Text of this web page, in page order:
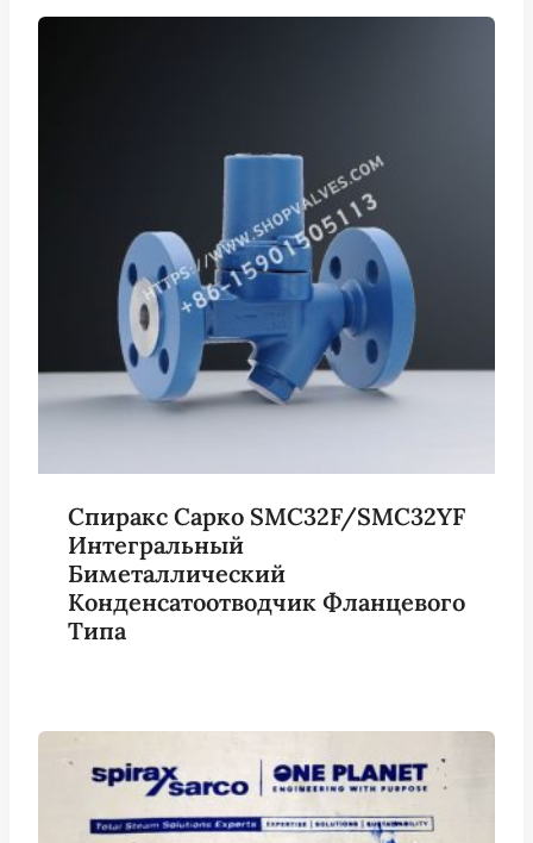
Спиракс Сарко SMC32F/SMC32YF
Интегральный
Биметаллический
Конденсатоотводчик Фланцевого
Типа